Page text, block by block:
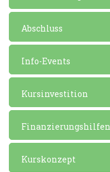
Abschluss
Info-Events
Kursinvestition
Finanzierungshilfen
Kurskonzept